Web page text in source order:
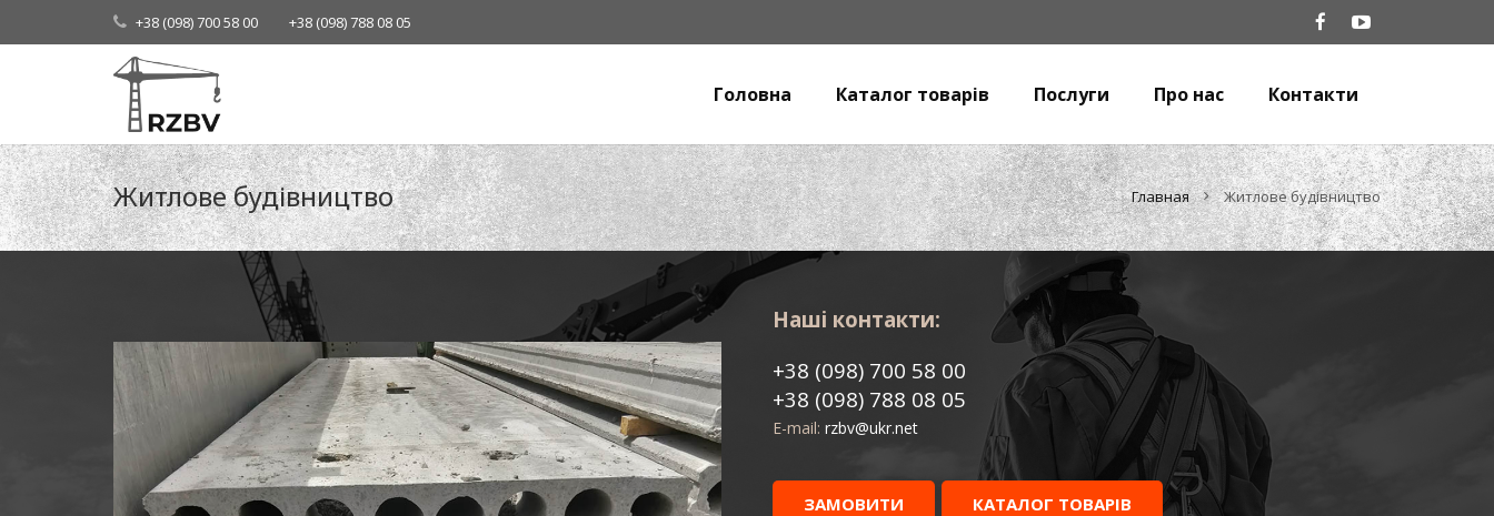
+38 (098) 700 58 00 +38 (098) 788 08 05
Головна Каталог товарів Послуги Про нас Контакти
Житлове будівництво Главная Житлове будівництво
Наші контакти:
+38 (098) 700 58 00
+38 (098) 788 08 05
E-mail: rzbv@ukr.net
ЗАМОВИТИ КАТАЛОГ ТОВАРІВ